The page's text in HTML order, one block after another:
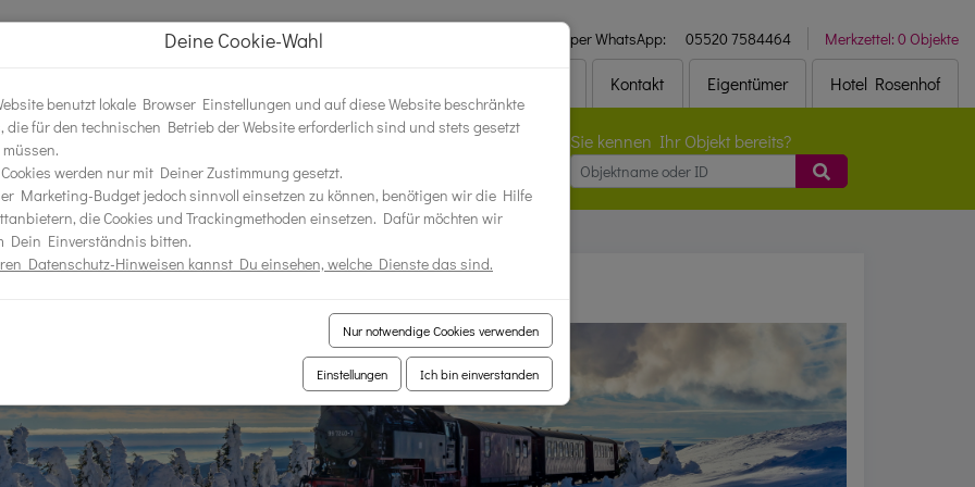
Buchen Sie online oder telefonisch oder per WhatsApp: 05520 7584464 Merkzettel: 0 Objekte
Kontakt Eigentümer Hotel Rosenhof
Besondere
buchen
Sie kennen Ihr Objekt bereits?
Deine Cookie-Wahl
benutzt lokale Browser Einstellungen und auf diese Website beschränkte
die für den technischen Betrieb der Website erforderlich sind und stets gesetzt
werden nur mit Deiner Zustimmung gesetzt.
Marketing-Budget jedoch sinnvoll einsetzen zu können, benötigen wir die Hilfe
die Cookies und Trackingmethoden einsetzen. Dafür möchten wir
Dein Einverständnis bitten.
Datenschutz-Hinweisen kannst Du einsehen, welche Dienste das sind.
Nur notwendige Cookies verwenden
Einstellungen Ich bin einverstanden